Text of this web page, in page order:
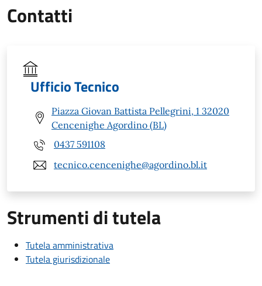
Contatti
Ufficio Tecnico
Piazza Giovan Battista Pellegrini, 1 32020
Cencenighe Agordino (BL)
0437 591108
tecnico.cencenighe@agordino.bl.it
Strumenti di tutela
Tutela amministrativa
Tutela giurisdizionale